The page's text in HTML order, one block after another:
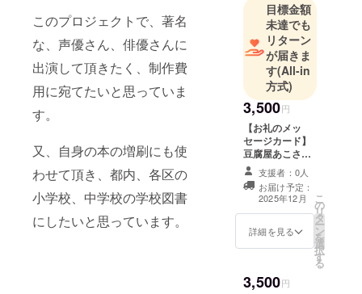
このプロジェクトで、著名
な、声優さん、俳優さんに
出演して頂きたく、制作費
用に宛てたいと思っていま
す。
又、自身の本の増刷にも使
わせて頂き、都内、各区の
小学校、中学校の学校図書
にしたいと思っています。
目標金額
未達でも
リターン
が届きま
す(All-in
方式)
3,500円
【お礼のメッ
セージカード】
豆腐屋あこさん
のメッセージ
カードをお送り
します。
支援者：0人
お届け予定：
2025年12月
詳細を見る
こ
の
リ
タ
ー
ン
を
選
択
す
る
3,500円